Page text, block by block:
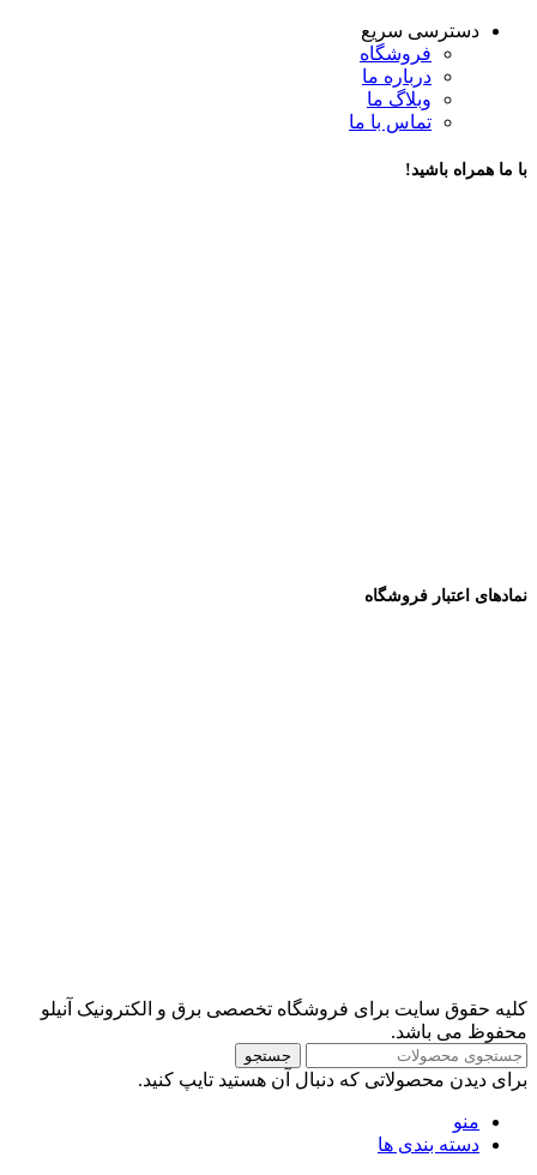
دسترسی سریع
فروشگاه
درباره ما
وبلاگ ما
تماس با ما
با ما همراه باشید!
نمادهای اعتبار فروشگاه
کلیه حقوق سایت برای فروشگاه تخصصی برق و الکترونیک آنیلو
محفوظ می باشد.
جستجو
برای دیدن محصولاتی که دنبال آن هستید تایپ کنید.
منو
دسته بندی ها